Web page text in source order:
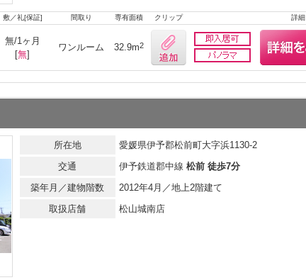
敷／礼[保証] 間取り 専有面積 クリップ 詳細
無/1ヶ月
[無]
ワンルーム 32.9m2
所在地
愛媛県伊予郡松前町大字浜1130-2
交通
伊予鉄道郡中線 松前 徒歩7分
築年月／建物階数
2012年4月／地上2階建て
取扱店舗
松山城南店